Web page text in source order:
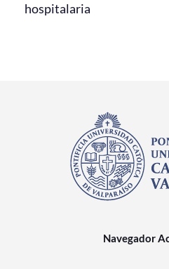
hospitalaria
Navegador